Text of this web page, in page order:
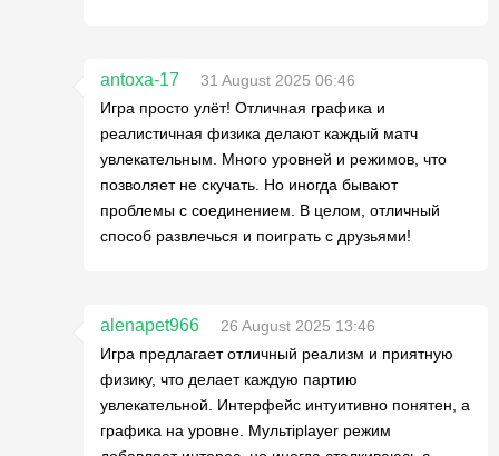
antoxa-17
31 August 2025 06:46
Игра просто улёт! Отличная графика и
реалистичная физика делают каждый матч
увлекательным. Много уровней и режимов, что
позволяет не скучать. Но иногда бывают
проблемы с соединением. В целом, отличный
способ развлечься и поиграть с друзьями!
alenapet966
26 August 2025 13:46
Игра предлагает отличный реализм и приятную
физику, что делает каждую партию
увлекательной. Интерфейс интуитивно понятен, а
графика на уровне. Мультiplayer режим